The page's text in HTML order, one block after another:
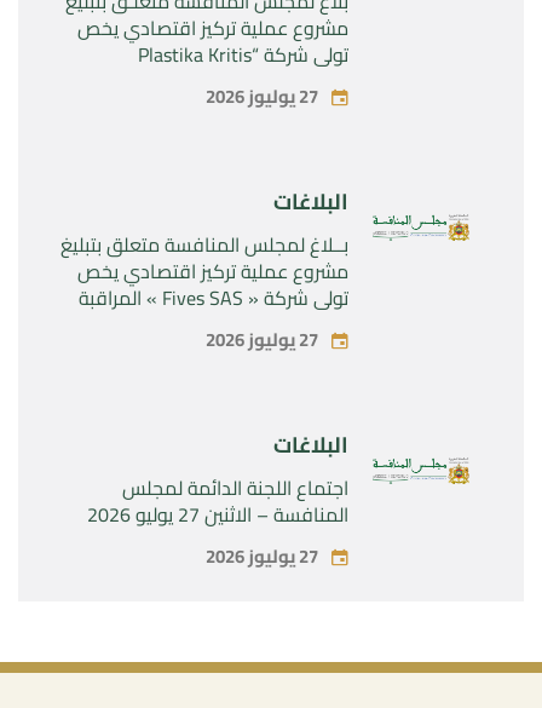
مشروع عملية تركيز اقتصادي يخص
تولي شركة “Plastika Kritis
SA”المراقبة الحصرية لشركة
“Naturplas Industrial SARL” 27 يوليوز 2026
البلاغات
بــلاغ لمجلس المنافسة متعلق بتبليغ
مشروع عملية تركيز اقتصادي يخص
تولي شركة « Fives SAS » المراقبة
SAS »27 يوليوز 2026
البلاغات
اجتماع اللجنة الدائمة لمجلس
المنافسة – الاثنين 27 يوليو 2026
27 يوليوز 2026